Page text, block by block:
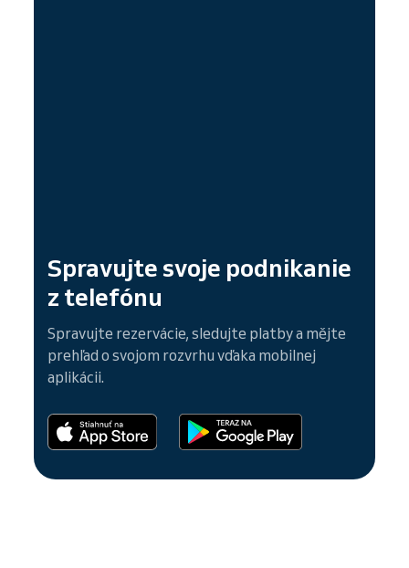
Spravujte svoje podnikanie
z telefónu
Spravujte rezervácie, sledujte platby a mějte
prehľad o svojom rozvrhu vďaka mobilnej
aplikácii.